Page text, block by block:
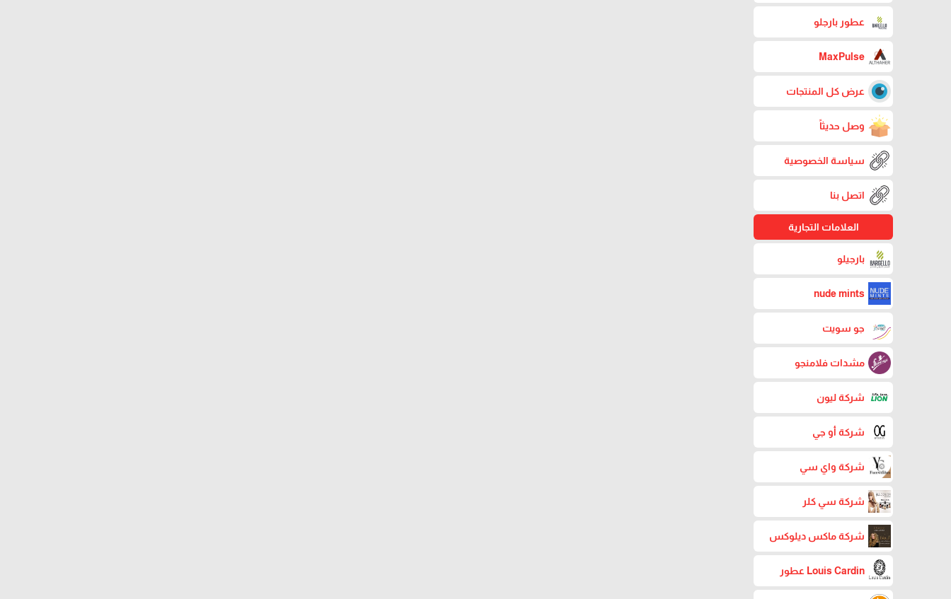
عطور بارجلو
MaxPulse
عرض كل المنتجات
وصل حديثاً
سياسة الخصوصية
اتصل بنا
العلامات التجارية
بارجيلو
nude mints
جو سويت
مشدات فلامنجو
شركة ليون
شركة أو جي
شركة واي سي
شركة سي كلر
شركة ماكس ديلوكس
Louis Cardin عطور